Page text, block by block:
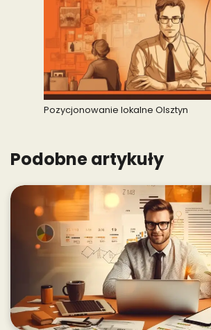
Pozycjonowanie lokalne Olsztyn
Podobne artykuły